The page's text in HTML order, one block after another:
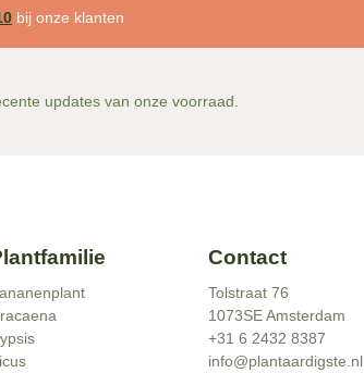
bij onze klanten
updates van onze voorraad.
Contact
Tolstraat 76
1073SE Amsterdam
+31 6 2432 8387
info@plantaardigste.nl